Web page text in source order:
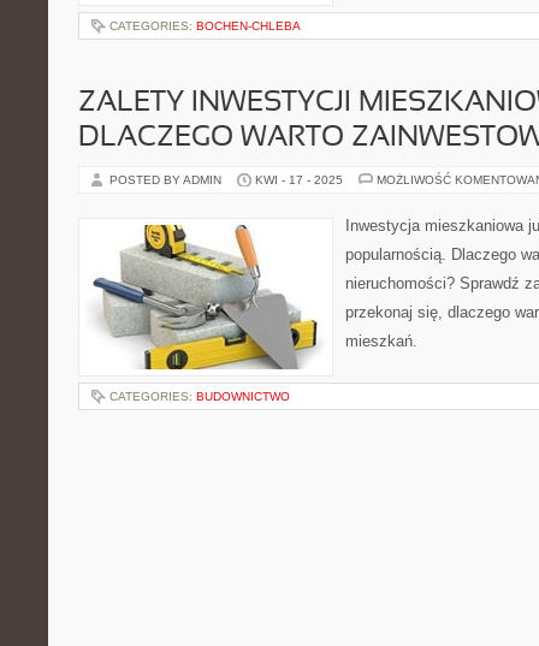
CATEGORIES: BOCHEN-CHLEBA
ZALETY INWESTYCJI
DLACZEGO WARTO
POSTED BY ADMIN KWI - 17 - 2025 MOŻLIWOŚĆ
Inwestycja mieszkaniowa
popularnością. Dlaczego
nieruchomości? Sprawdź
przekonaj się, dlaczego
mieszkań.
CATEGORIES: BUDOWNICTWO